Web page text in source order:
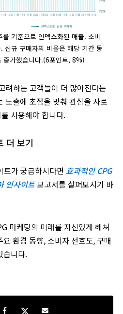
기준으로 인덱스화된 매출. 소비
신규 구매자의 비율은 해당 기간 동
가했습니다.(6포인트, 8%)
려하는 고객들이 더 많아진다는
노출에 초점을 맞춰 관심을 사로
사용해야 합니다.
더 보기
트가 궁금하시다면 효과적인 CPG
인사이트보고서를 살펴보시기 바
마케팅의 미래를 자신있게 헤쳐
환경 동향, 소비자 선호도, 구매
습니다.
LinkedIn
Share on Facebook
Share on Twitter
Share by e-mail